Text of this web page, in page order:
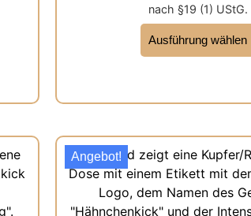
nach §19 (1) UStG.
Ausführung wählen
Angebot!